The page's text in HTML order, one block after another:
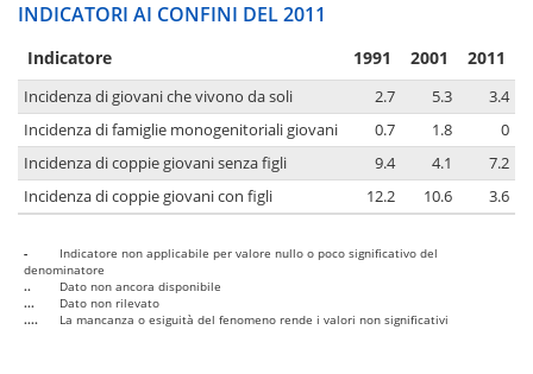
INDICATORI AI CONFINI DEL 2011
Indicatore 1991 2001 2011
Incidenza di giovani che vivono da soli 2.7 5.3
3.4
Incidenza di famiglie monogenitoriali giovani
0.7 1.8
0
Incidenza di coppie giovani senza figli
9.4 4.1
7.2
Incidenza di coppie giovani con figli
12.2 10.6 3.6
-
Indicatore non applicabile per valore nullo o poco significativo del
denominatore
..
Dato non ancora disponibile
...
Dato non rilevato
....
La mancanza o esiguità del fenomeno rende i valori non significativi